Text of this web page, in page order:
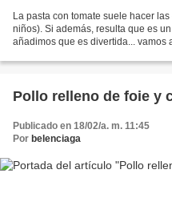
La pasta con tomate suele hacer
niños). Si además, resulta que es
añadimos que es divertida... vamos
Pollo relleno de foie y
Publicado en 18/02/a. m. 11:45
Por belenciaga